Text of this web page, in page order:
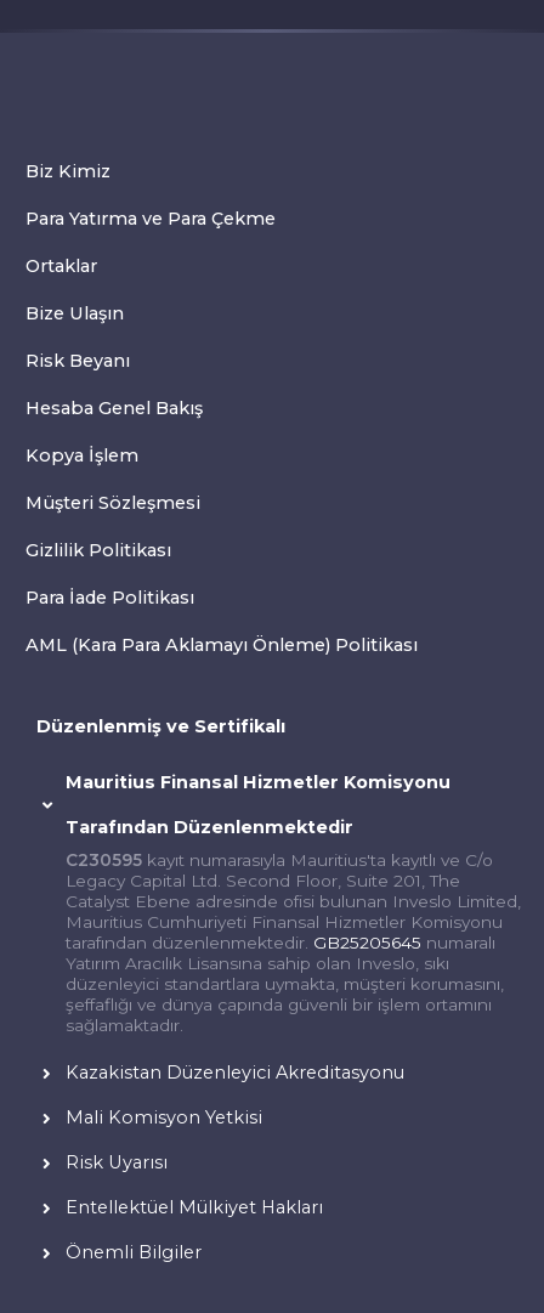
Biz Kimiz
Para Yatırma ve Para Çekme
Ortaklar
Bize Ulaşın
Risk Beyanı
Hesaba Genel Bakış
Kopya İşlem
Müşteri Sözleşmesi
Gizlilik Politikası
Para İade Politikası
AML (Kara Para Aklamayı Önleme) Politikası
Düzenlenmiş ve Sertifikalı
Mauritius Finansal Hizmetler Komisyonu
Tarafından Düzenlenmektedir
C230595 kayıt numarasıyla Mauritius'ta kayıtlı ve C/o
Legacy Capital Ltd. Second Floor, Suite 201, The
Catalyst Ebene adresinde ofisi bulunan Inveslo Limited,
Mauritius Cumhuriyeti Finansal Hizmetler Komisyonu
tarafından düzenlenmektedir. GB25205645 numaralı
Yatırım Aracılık Lisansına sahip olan Inveslo, sıkı
düzenleyici standartlara uymakta, müşteri korumasını,
şeffaflığı ve dünya çapında güvenli bir işlem ortamını
sağlamaktadır.
Kazakistan Düzenleyici Akreditasyonu
Mali Komisyon Yetkisi
Risk Uyarısı
Entellektüel Mülkiyet Hakları
Önemli Bilgiler